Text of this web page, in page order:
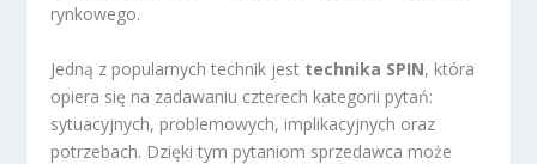
rynkowego.
Jedną z popularnych technik jest technika SPIN, która
opiera się na zadawaniu czterech kategorii pytań:
sytuacyjnych, problemowych, implikacyjnych oraz
potrzebach. Dzięki tym pytaniom sprzedawca może